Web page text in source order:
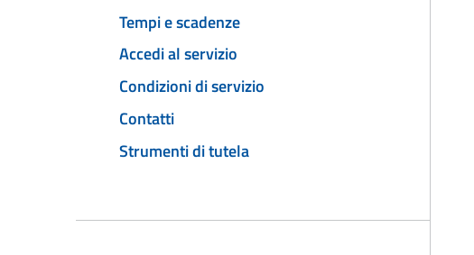
Tempi e scadenze
Accedi al servizio
Condizioni di servizio
Contatti
Strumenti di tutela